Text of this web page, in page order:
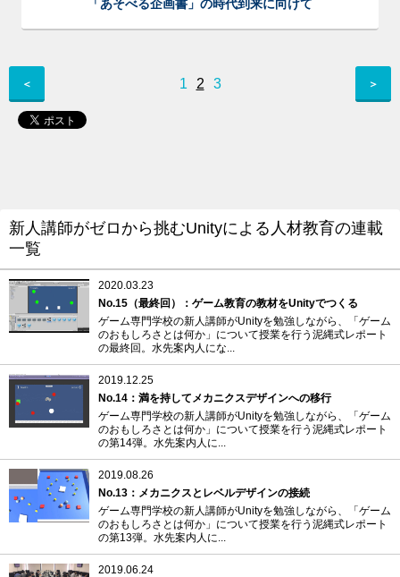
「あそべる企画書」の時代到来に向けて
＜ 1 2 3 ＞
新人講師がゼロから挑むUnityによる人材教育の連載
一覧
2020.03.23
No.15（最終回）：ゲーム教育の教材をUnityでつくる
ゲーム専門学校の新人講師がUnityを勉強しながら、「ゲーム
のおもしろさとは何か」について授業を行う泥縄式レポート
の最終回。水先案内人にな...
2019.12.25
No.14：満を持してメカニクスデザインへの移行
ゲーム専門学校の新人講師がUnityを勉強しながら、「ゲーム
のおもしろさとは何か」について授業を行う泥縄式レポート
の第14弾。水先案内人に...
2019.08.26
No.13：メカニクスとレベルデザインの接続
ゲーム専門学校の新人講師がUnityを勉強しながら、「ゲーム
のおもしろさとは何か」について授業を行う泥縄式レポート
の第13弾。水先案内人に...
2019.06.24